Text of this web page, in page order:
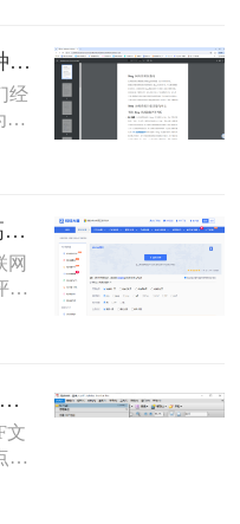
直
pdf怎么免费转换成图片？五种高效方法详解，总有一款适合你！
经
图
然
效
pdf怎么转换成jpg图片？5种高效方法详解，告别繁琐操作！
网
博
年
么
电脑上pdf怎么转换成图片？5个常用有效方法，精准高效不踩坑！
文
而